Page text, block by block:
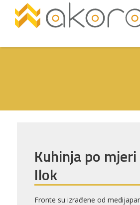
Kuhinja po
Ilok
Fronte su izrađene od